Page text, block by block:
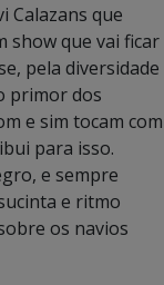
Calazans que
show que vai ficar
pela diversidade
primor dos
e sim tocam com
para isso.
e sempre
e ritmo
os navios